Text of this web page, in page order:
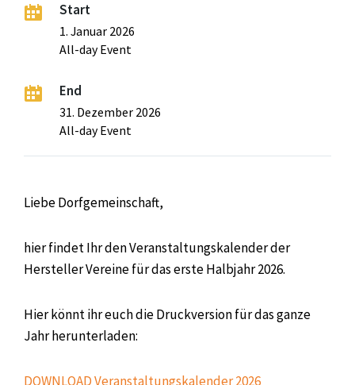
Start
1. Januar 2026
All-day Event
End
31. Dezember 2026
All-day Event
Liebe Dorfgemeinschaft,
hier findet Ihr den Veranstaltungskalender der
Hersteller Vereine für das erste Halbjahr 2026.
Hier könnt ihr euch die Druckversion für das ganze
Jahr herunterladen:
DOWNLOAD Veranstaltungskalender 2026